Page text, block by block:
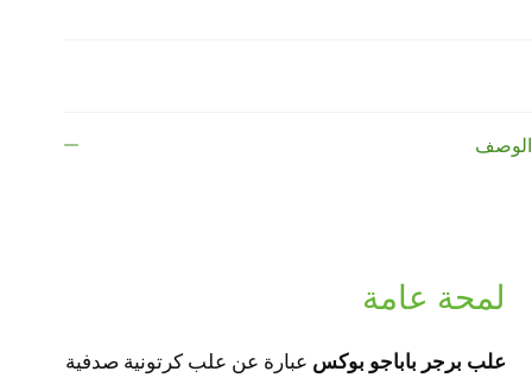
الوصف
لمحة عامة
علب برجر باباجو بوكس عبارة عن علب كرتونية صدفية